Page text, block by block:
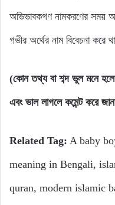
অভিভাবকগণ নামকরণের সময়
গভীর অর্থের নাম বিবেচনা করে
(কোন তথ্য বা শব্দ ভুল মনে
এবং ভাল লাগলে কমেন্ট করে
Related Tag: A baby
meaning in Bengali,
quran, modern islamic